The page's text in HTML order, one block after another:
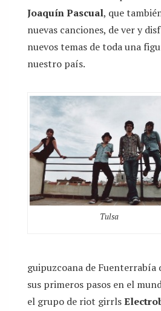
Joaquín Pascual, que
nuevas canciones, de ver y
nuevos temas de toda una
nuestro país.
Tulsa
guipuzcoana de Fuenterrabía
sus primeros pasos en el
el grupo de riot girrls